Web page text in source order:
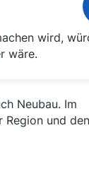
wird,
wäre.
Neubau. Im
Region und den